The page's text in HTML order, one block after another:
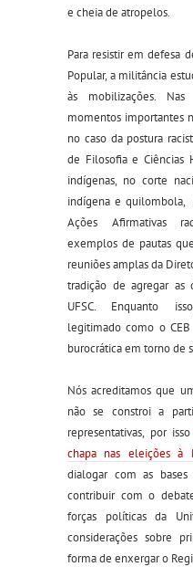
e cheia de atropelos.
Para resistir em defesa
Popular, a militância
às mobilizações. Nas
momentos importantes
no caso da postura
de Filosofia e Ciências
indígenas, no corte
indígena e quilombola,
Ações Afirmativas
exemplos de pautas que
reuniões amplas da
tradição de agregar as
UFSC. Enquanto
legitimado como o
burocrática em torno de
Nós acreditamos que
não se constroi a
representativas, por isso
chapa nas eleições à
dialogar com as
contribuir com o
forças políticas da
considerações sobre
forma de enxergar o